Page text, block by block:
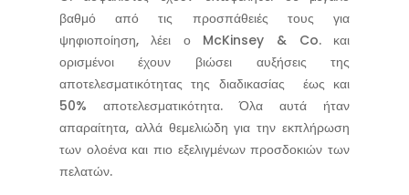
βαθμό από τις προσπάθειές τους για
ψηφιοποίηση, λέει ο McKinsey & Co. και
ορισμένοι έχουν βιώσει αυξήσεις της
αποτελεσματικότητας της διαδικασίας έως και
50% αποτελεσματικότητα. Όλα αυτά ήταν
απαραίτητα, αλλά θεμελιώδη για την εκπλήρωση
των ολοένα και πιο εξελιγμένων προσδοκιών των
πελατών.